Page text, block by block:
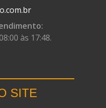
às 17:48.
SITE